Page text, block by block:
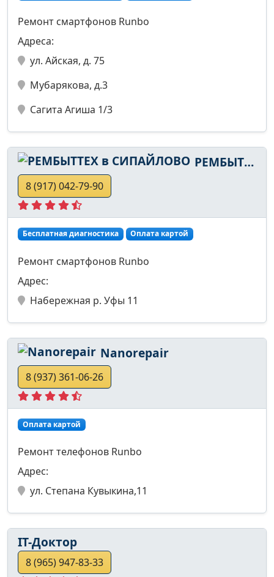
Ремонт смартфонов Runbo
Адреса:
ул. Айская, д. 75
Мубарякова, д.3
Сагита Агиша 1/3
РЕМБЫТТЕХ в СИПАЙЛОВО
8 (917) 042-79-90
Бесплатная диагностика Оплата картой
Ремонт смартфонов Runbo
Адрес:
Набережная р. Уфы 11
Nanorepair
8 (937) 361-06-26
Оплата картой
Ремонт телефонов Runbo
Адрес:
ул. Степана Кувыкина,11
IT-Доктор
8 (965) 947-83-33